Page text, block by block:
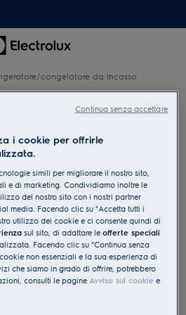
congelatore da incasso
trovi il frigorifero/congelatore
perfettamente con la sua cucina.
i cookie per offrirle
simili per migliorare il nostro sito,
e di marketing. Condividiamo inoltre le
del nostro sito con i nostri partner
media. Facendo clic su "Accetta tutti i
utilizzo dei cookie e ci consente quindi di
sul sito, di adattare leofferte speciali
Facendo clic su "Continua senza
non essenziali e la sua esperienza di
che siamo in grado di offrire, potrebbero
consulti le pagine Avviso sui cookie e
Continua senza accettare